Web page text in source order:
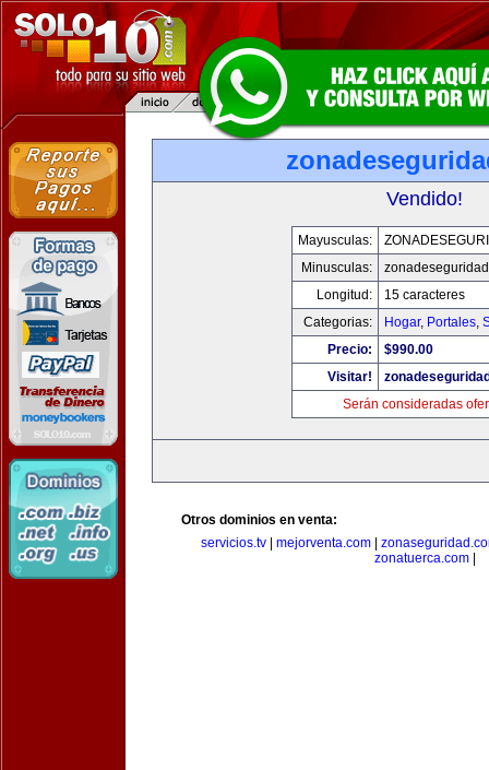
Vendido!
Mayusculas:
Minusculas:
Longitud:
15 caracteres
Categorias:
Hogar, Portales,
Precio:
$990.00
Visitar!
Serán consideradas
Otros dominios en venta:
servicios.tv| mejorventa.com|
zonatuerca.com|